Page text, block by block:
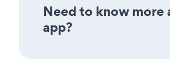
Need to know
app?